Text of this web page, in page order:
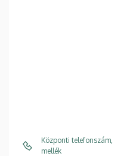
Központi telefonszám,
mellék